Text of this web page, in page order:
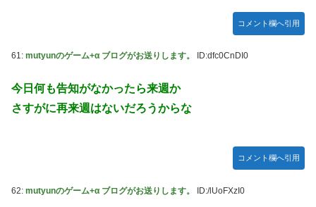
コメント欄へ引用
61: mutyunのゲーム+α ブログがお送りします。 ID:dfc0CnDI0
今日何も告知がなかったら来週か
さすがに再来週はないだろうからな
コメント欄へ引用
62: mutyunのゲーム+α ブログがお送りします。 ID:/lUoFXzI0